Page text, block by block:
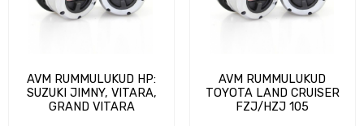
AVM RUMMULUKUD HP:
SUZUKI JIMNY, VITARA,
GRAND VITARA
AVM RUMMULUKUD
TOYOTA LAND CRUISER
FZJ/HZJ 105